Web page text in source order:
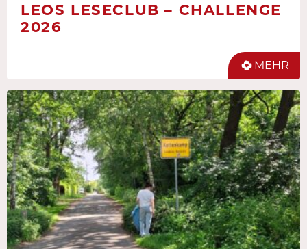
LEOS LESECLUB – CHALLENGE
2026
MEHR